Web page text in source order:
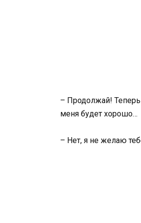
– Продолжай!
меня будет хорошо…
– Нет, я не желаю